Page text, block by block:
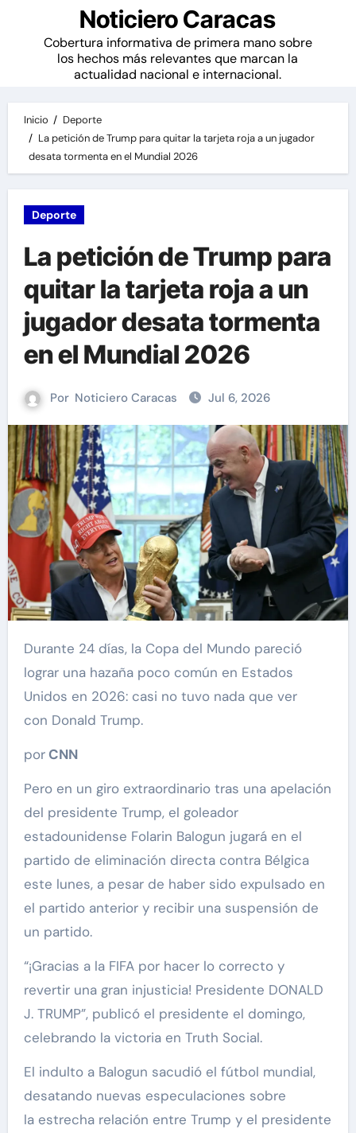
Noticiero Caracas
Cobertura informativa de primera mano sobre
los hechos más relevantes que marcan la
actualidad nacional e internacional.
Inicio
Deporte
La petición de Trump para quitar la tarjeta roja a un jugador
desata tormenta en el Mundial 2026
Deporte
La petición de Trump para
quitar la tarjeta roja a un
jugador desata tormenta
en el Mundial 2026
Por Noticiero Caracas Jul 6, 2026
Durante 24 días, la Copa del Mundo pareció
lograr una hazaña poco común en Estados
Unidos en 2026: casi no tuvo nada que ver
con Donald Trump.
porCNN
Pero en un giro extraordinario tras una apelación
del presidente Trump, el goleador
estadounidense Folarin Balogun jugará en el
partido de eliminación directa contra Bélgica
este lunes, a pesar de haber sido expulsado en
el partido anterior y recibir una suspensión de
un partido.
“¡Gracias a la FIFA por hacer lo correcto y
revertir una gran injusticia! Presidente DONALD
J. TRUMP”, publicó el presidente el domingo,
celebrando la victoria en Truth Social.
El indulto a Balogun sacudió el fútbol mundial,
desatando nuevas especulaciones sobre
la estrecha relación entre Trump y el presidente